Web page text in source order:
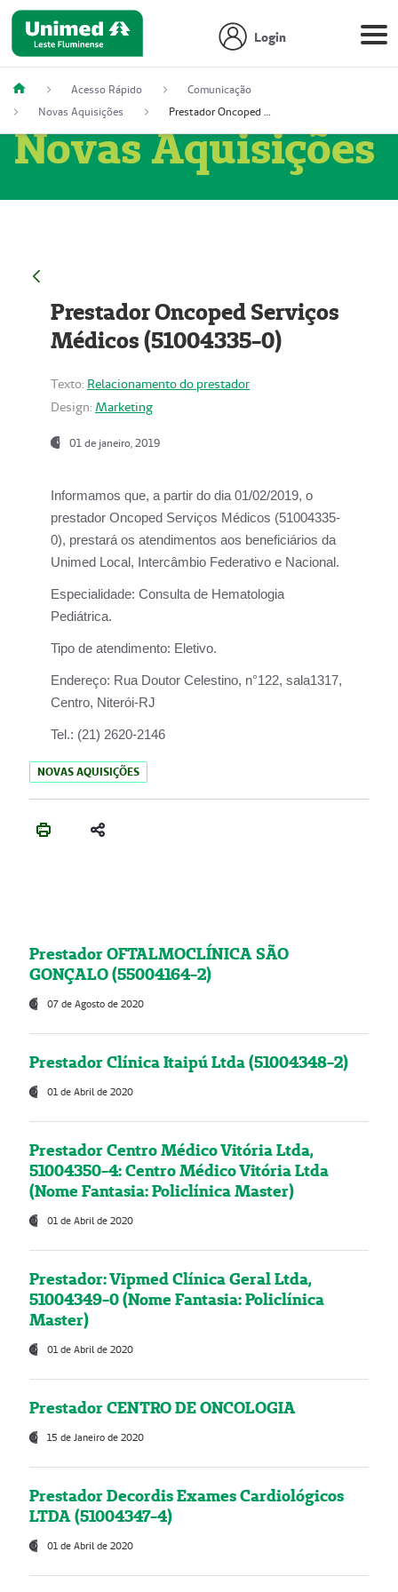
Login
Acesso Rápido
Comunicação
Novas Aquisições
Prestador Oncoped Serviços Médicos (51004335-0)
Novas Aquisições
Prestador Oncoped Serviços
Médicos (51004335-0)
Texto: Relacionamento do prestador
Design: Marketing
01 de janeiro, 2019
Informamos que, a partir do dia 01/02/2019, o
prestador Oncoped Serviços Médicos (51004335-
0), prestará os atendimentos aos beneficiários da
Unimed Local, Intercâmbio Federativo e Nacional.
Especialidade: Consulta de Hematologia
Pediátrica.
Tipo de atendimento: Eletivo.
Endereço: Rua Doutor Celestino, n°122, sala1317,
Centro, Niterói-RJ
Tel.: (21) 2620-2146
NOVAS AQUISIÇÕES
Prestador OFTALMOCLÍNICA SÃO
GONÇALO (55004164-2)
07 de Agosto de 2020
Prestador Clínica Itaipú Ltda (51004348-2)
01 de Abril de 2020
Prestador Centro Médico Vitória Ltda,
51004350-4: Centro Médico Vitória Ltda
(Nome Fantasia: Policlínica Master)
01 de Abril de 2020
Prestador: Vipmed Clínica Geral Ltda,
51004349-0 (Nome Fantasia: Policlínica
Master)
01 de Abril de 2020
Prestador CENTRO DE ONCOLOGIA
15 de Janeiro de 2020
Prestador Decordis Exames Cardiológicos
LTDA (51004347-4)
01 de Abril de 2020